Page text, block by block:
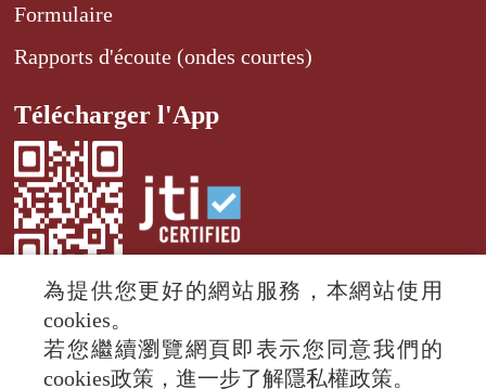
Formulaire
Rapports d'écoute (ondes courtes)
Télécharger l'App
© 2024 RTI (Radio Taiwan International).
All rights reserved.
為提供您更好的網站服務，本網站使用
cookies。
若您繼續瀏覽網頁即表示您同意我們的
cookies政策，進一步了解隱私權政策。